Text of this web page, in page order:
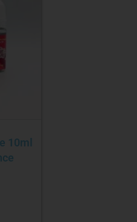
10ml